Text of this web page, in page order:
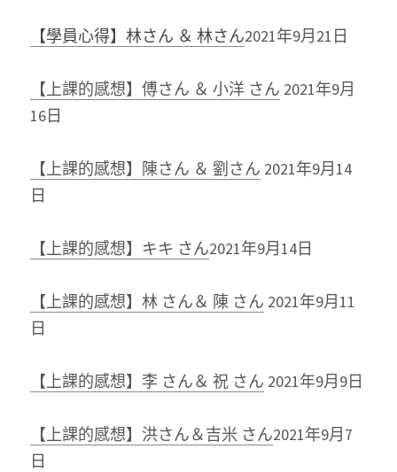
【學員心得】林さん ＆ 林さん2021年9月21日
【上課的感想】傅さん ＆ 小洋 さん 2021年9月
16日
【上課的感想】陳さん ＆ 劉さん 2021年9月14
日
【上課的感想】キキ さん2021年9月14日
【上課的感想】林 さん＆ 陳 さん 2021年9月11
日
【上課的感想】李 さん＆ 祝 さん 2021年9月9日
【上課的感想】洪さん＆吉米 さん2021年9月7
日